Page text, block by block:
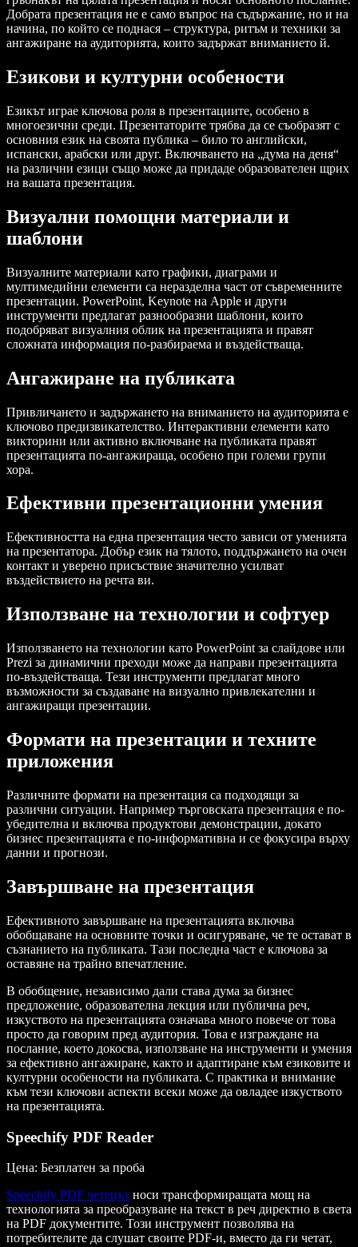
Добрата презентация не е само въпрос на съдържание, но и на
начина, по който се поднася – структура, ритъм и техники за
ангажиране на аудиторията, които задържат вниманието й.
Езикови и културни особености
Езикът играе ключова роля в презентациите, особено в
многоезични среди. Презентаторите трябва да се съобразят с
основния език на своята публика – било то английски,
испански, арабски или друг. Включването на „дума на деня“
на различни езици също може да придаде образователен щрих
на вашата презентация.
Визуални помощни материали и
шаблони
Визуалните материали като графики, диаграми и
мултимедийни елементи са неразделна част от съвременните
презентации. PowerPoint, Keynote на Apple и други
инструменти предлагат разнообразни шаблони, които
подобряват визуалния облик на презентацията и правят
сложната информация по-разбираема и въздействаща.
Ангажиране на публиката
Привличането и задържането на вниманието на аудиторията е
ключово предизвикателство. Интерактивни елементи като
викторини или активно включване на публиката правят
презентацията по-ангажираща, особено при големи групи
хора.
Ефективни презентационни умения
Ефективността на една презентация често зависи от уменията
на презентатора. Добър език на тялото, поддържането на очен
контакт и уверено присъствие значително усилват
въздействието на речта ви.
Използване на технологии и софтуер
Използването на технологии като PowerPoint за слайдове или
Prezi за динамични преходи може да направи презентацията
по-въздействаща. Тези инструменти предлагат много
възможности за създаване на визуално привлекателни и
ангажиращи презентации.
Формати на презентации и техните
приложения
Различните формати на презентация са подходящи за
различни ситуации. Например търговската презентация е по-
убедителна и включва продуктови демонстрации, докато
бизнес презентацията е по-информативна и се фокусира върху
данни и прогнози.
Завършване на презентация
Ефективното завършване на презентацията включва
обобщаване на основните точки и осигуряване, че те остават в
съзнанието на публиката. Тази последна част е ключова за
оставяне на трайно впечатление.
В обобщение, независимо дали става дума за бизнес
предложение, образователна лекция или публична реч,
изкуството на презентацията означава много повече от това
просто да говорим пред аудитория. Това е изграждане на
послание, което докосва, използване на инструменти и умения
за ефективно ангажиране, както и адаптиране към езиковите и
културни особености на публиката. С практика и внимание
към тези ключови аспекти всеки може да овладее изкуството
на презентацията.
Speechify PDF Reader
Цена: Безплатен за проба
Speechify PDF четецът носи трансформиращата мощ на
технологията за преобразуване на текст в реч директно в света
на PDF документите. Този инструмент позволява на
потребителите да слушат своите PDF-и, вместо да ги четат,